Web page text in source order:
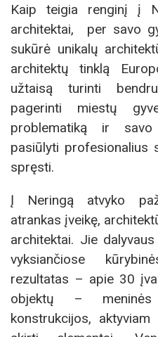
Kaip teigia renginį į
architektai, per savo
sukūrė unikalų
architektų tinklą
užtaisą turinti
pagerinti miestų
problematiką ir
pasiūlyti profesionalius
spręsti.
Į Neringą atvyko
atrankas įveikę,
architektai. Jie
vyksiančiose
rezultatas – apie 30
objektų – meninės
konstrukcijos,